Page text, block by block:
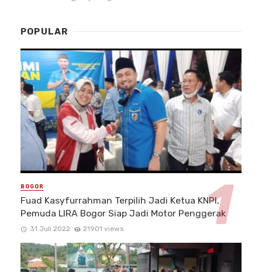
POPULAR
BOGOR
Fuad Kasyfurrahman Terpilih Jadi Ketua KNPI,
Pemuda LIRA Bogor Siap Jadi Motor Penggerak
31 Juli 2022 21901 views